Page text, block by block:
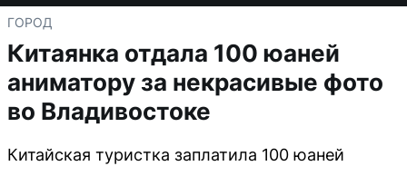
ГОРОД
Китаянка отдала 100 юаней
аниматору за некрасивые фото
во Владивостоке
Китайская туристка заплатила 100 юаней